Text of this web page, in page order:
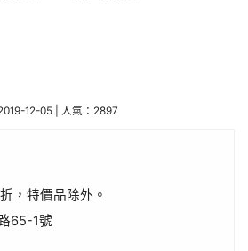
12-05 | 人氣：2897
，特價品除外。
65-1號